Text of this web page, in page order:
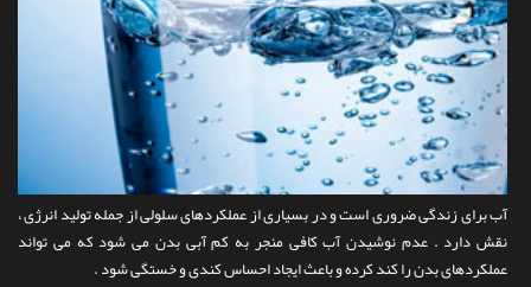
آب برای زندگی ضروری است و در بسیاری از عملکردهای سلولی از جمله تولید انرژی ،
نقش دارد . عدم نوشیدن آب کافی منجر به کم آبی بدن می شود که می تواند
عملکردهای بدن را کند کرده و باعث ایجاد احساس کندی و خستگی شود .